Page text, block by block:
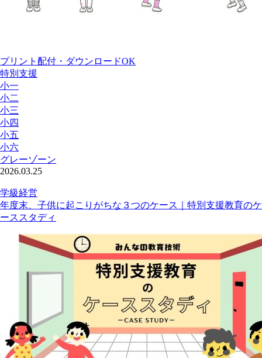
プリント配付・ダウンロードOK
特別支援
小一
小二
小三
小四
小五
小六
グレーゾーン
2026.03.25
学級経営
年度末、子供に起こりがちな３つのケース｜特別支援教育のケ
ーススタディ